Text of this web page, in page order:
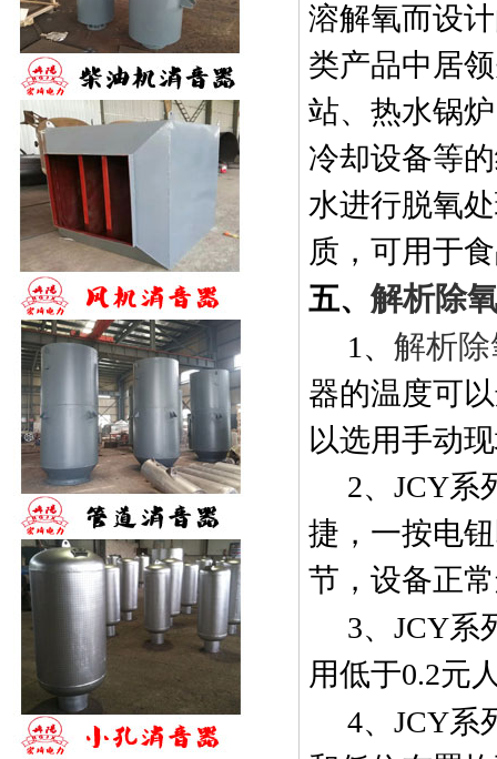
溶解氧而设
类产品中居
站、热水锅
冷却设备等
水进行脱氧
质，可用于
五、 解析除
1、 解析
器的温度可
以选用手动
2、 JCY系
捷，一按电
节，设备正
3、 JCY系
用低于0.2元
4、 JCY系